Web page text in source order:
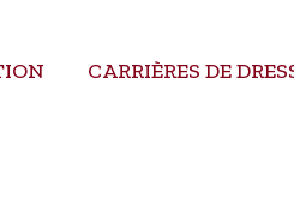
CARRIÈRES DE